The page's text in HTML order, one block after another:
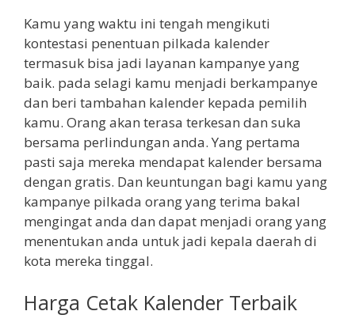
Kamu yang waktu ini tengah mengikuti
kontestasi penentuan pilkada kalender
termasuk bisa jadi layanan kampanye yang
baik. pada selagi kamu menjadi berkampanye
dan beri tambahan kalender kepada pemilih
kamu. Orang akan terasa terkesan dan suka
bersama perlindungan anda. Yang pertama
pasti saja mereka mendapat kalender bersama
dengan gratis. Dan keuntungan bagi kamu yang
kampanye pilkada orang yang terima bakal
mengingat anda dan dapat menjadi orang yang
menentukan anda untuk jadi kepala daerah di
kota mereka tinggal.
Harga Cetak Kalender Terbaik